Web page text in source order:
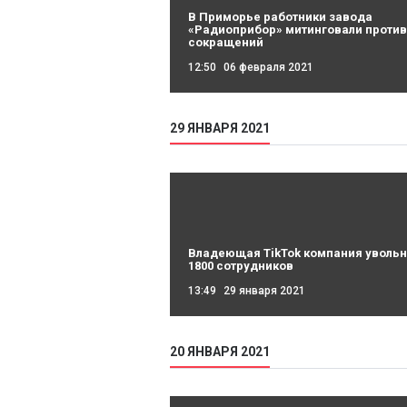
В Приморье работники завода
«Радиоприбор» митинговали против
сокращений
12:50 06 февраля 2021
29 ЯНВАРЯ 2021
Владеющая TikTok компания
1800 сотрудников
13:49 29 января 2021
20 ЯНВАРЯ 2021